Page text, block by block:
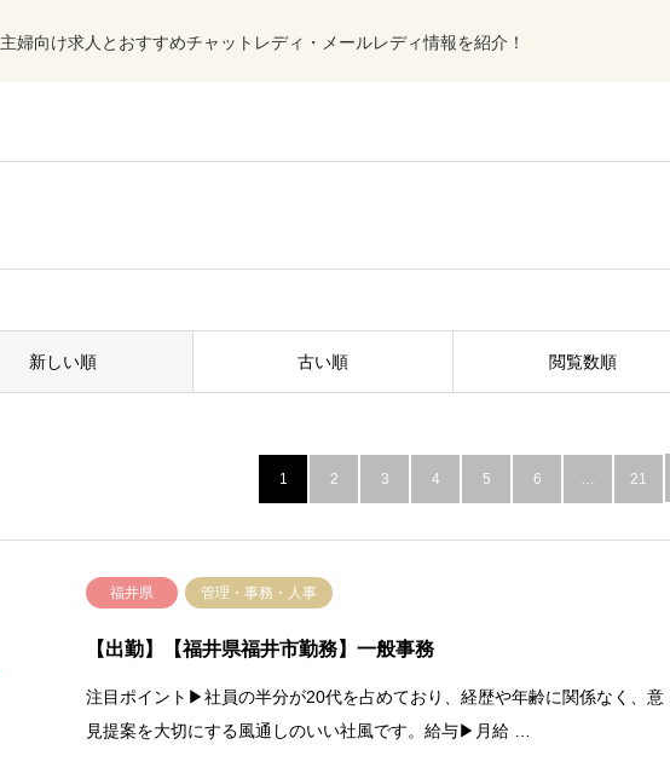
主婦向け求人とおすすめチャットレディ・メールレディ情報を紹介！
新しい順 古い順 閲覧数順
1 2 3 4 5 6 … 21
福井県 管理・事務・人事
【出勤】【福井県福井市勤務】一般事務
注目ポイント▶社員の半分が20代を占めており、経歴や年齢に関係なく、意
見提案を大切にする風通しのいい社風です。給与▶月給 …